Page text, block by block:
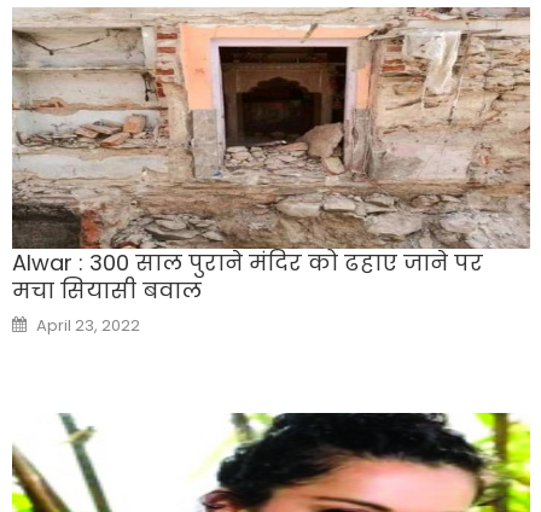
Alwar : 300 साल पुराने मंदिर को ढहाए जाने पर
मचा सियासी बवाल
Posted
on
April 23, 2022